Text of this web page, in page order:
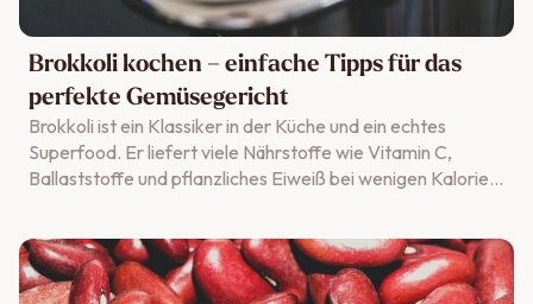
Brokkoli kochen – einfache Tipps für das
perfekte Gemüsegericht
Brokkoli ist ein Klassiker in der Küche und ein echtes
Superfood. Er liefert viele Nährstoffe wie Vitamin C,
Ballaststoffe und pflanzliches Eiweiß bei wenigen Kalorien.
du, wie du Brokkoli richtig kochst, vorbereitest und welche
Zubereitungsarten sich im Alltag eignen.